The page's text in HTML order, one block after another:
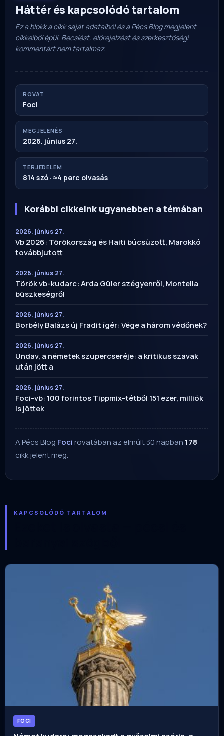
Háttér és kapcsolódó tartalom
Ez a blokk a cikk saját adataiból és a Pécs Blog megjelent
cikkeiből épül. Becslést, előrejelzést és szerkesztőségi
kommentárt nem tartalmaz.
ROVAT
Foci
MEGJELENÉS
2026. június 27.
TERJEDELEM
814 szó · ≈4 perc olvasás
Korábbi cikkeink ugyanebben a témában
2026. június 27.
Vb 2026: Törökország és Haiti búcsúzott, Marokkó
továbbjutott
2026. június 27.
Török vb-kudarc: Arda Güler szégyenről, Montella
büszkeségről
2026. június 27.
Borbély Balázs új Fradit ígér: Vége a három védőnek?
2026. június 27.
Undav, a németek szupercseréje: a kritikus szavak
után jött a
2026. június 27.
Foci-vb: 100 forintos Tippmix-tétből 151 ezer, milliók
is jöttek
A Pécs Blog Focirovatában az elmúlt 30 napban 178
cikk jelent meg.
KAPCSOLÓDÓ TARTALOM
FOCI